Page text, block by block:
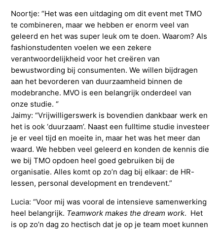
Noortje: “Het was een uitdaging om dit event met TMO
te combineren, maar we hebben er enorm veel van
geleerd en het was super leuk om te doen. Waarom? Als
fashionstudenten voelen we een zekere
verantwoordelijkheid voor het creëren van
bewustwording bij consumenten. We willen bijdragen
aan het bevorderen van duurzaamheid binnen de
modebranche. MVO is een belangrijk onderdeel van
onze studie. “
Jaimy: “Vrijwilligerswerk is bovendien dankbaar werk en
het is ook ‘duurzaam’. Naast een fulltime studie investeer
je er veel tijd en moeite in, maar het was het meer dan
waard. We hebben veel geleerd en konden de kennis die
we bij TMO opdoen heel goed gebruiken bij de
organisatie. Alles komt op zo’n dag bij elkaar: de HR-
lessen, personal development en trendevent.”
Lucia: “Voor mij was vooral de intensieve samenwerking
heel belangrijk. Teamwork makes the dream work. Het
is op zo’n dag zo hectisch dat je op je team moet kunnen